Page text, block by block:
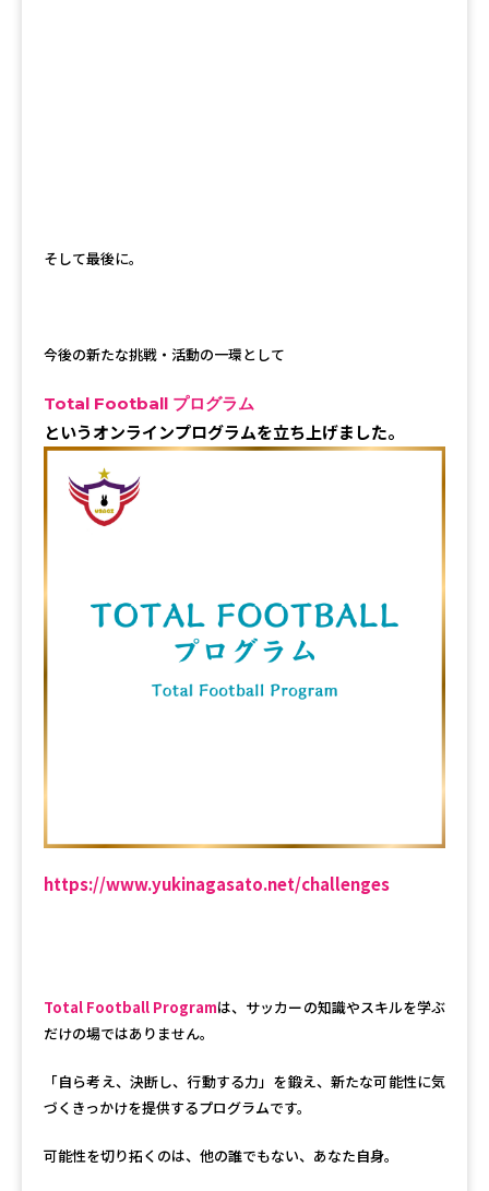
そして最後に。
今後の新たな挑戦・活動の一環として
Total Football プログラム
というオンラインプログラムを立ち上げました。
https://www.yukinagasato.net/challenges
Total Football Programは、サッカーの知識やスキルを学ぶ
だけの場ではありません。
「自ら考え、決断し、行動する力」を鍛え、新たな可能性に気
づくきっかけを提供するプログラムです。
可能性を切り拓くのは、他の誰でもない、あなた自身。